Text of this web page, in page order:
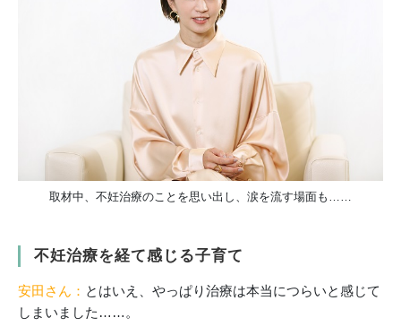
取材中、不妊治療のことを思い出し、涙を流す場面も……
不妊治療を経て感じる子育て
安田さん： とはいえ、やっぱり治療は本当につらいと感じて
しまいました……。